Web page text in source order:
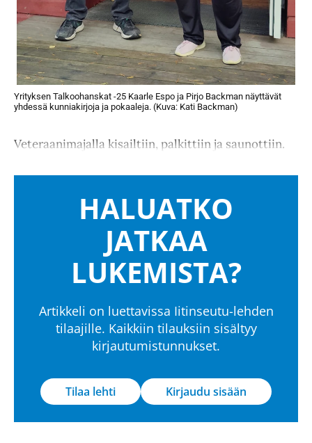
Yrityksen Talkoohanskat -25 Kaarle Espo ja Pirjo Backman näyttävät
yhdessä kunniakirjoja ja pokaaleja. (Kuva: Kati Backman)
Veteraanimajalla kisailtiin, palkittiin ja saunottiin.
HALUATKO
JATKAA
LUKEMISTA?
Artikkeli on luettavissa Iitinseutu-lehden
tilaajille. Kaikkiin tilauksiin sisältyy
kirjautumistunnukset.
Tilaa lehti Kirjaudu sisään